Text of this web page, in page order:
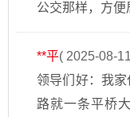
公交那样，方便
**平( 2025-08-
领导们好：我
路就一条平桥